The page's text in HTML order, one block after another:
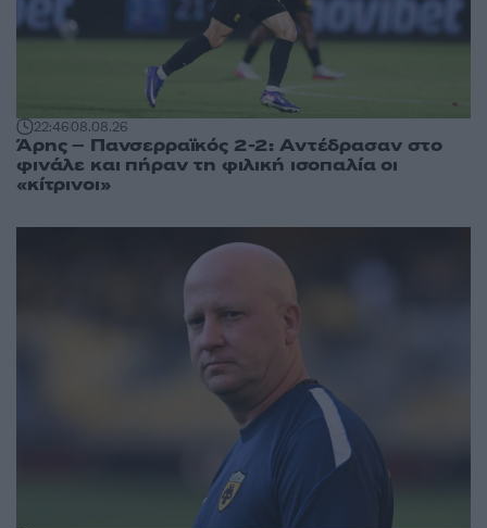
22:4608.08.26
Άρης – Πανσερραϊκός 2-2: Αντέδρασαν στο
φινάλε και πήραν τη φιλική ισοπαλία οι
«κίτρινοι»